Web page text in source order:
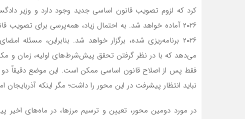
کرد که لزوم تصویب قانون اساسی جدید وجود دارد و وزیر
۲۰۲۶ آماده خواهد شد. به احتمال زیاد، همه‌پرسی برای
۲۰۲۶ برنامه‌ریزی شده، برگزار خواهد شد. بنابراین،
می‌دهد که با در نظر گرفتن تحقق پیش‌شرط‌های اولیه، زمان و
فقط پس از اصلاح قانون اساسی ممکن است. این موضع دقیقاً دو
نباید انتظار پیشرفت در این محور را داشت؛ مگر اینکه
در مورد دومین محور، تعیین و ترسیم مرزها، در ماه‌های